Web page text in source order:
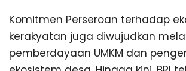
Komitmen Perseroan terhadap
kerakyatan juga diwujudkan
pemberdayaan UMKM dan